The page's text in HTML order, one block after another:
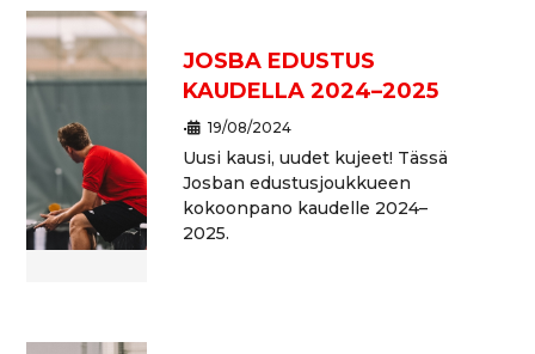
JOSBA EDUSTUS
KAUDELLA 2024–2025
• 19/08/2024
Uusi kausi, uudet kujeet! Tässä
Josban edustusjoukkueen
kokoonpano kaudelle 2024–
2025.